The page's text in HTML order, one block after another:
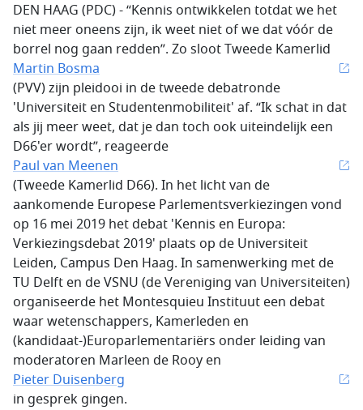
DEN HAAG (PDC) - “Kennis ontwikkelen totdat we het
niet meer oneens zijn, ik weet niet of we dat vóór de
borrel nog gaan redden”. Zo sloot Tweede Kamerlid
Martin Bosma
(PVV) zijn pleidooi in de tweede debatronde
'Universiteit en Studentenmobiliteit' af. “Ik schat in dat
als jij meer weet, dat je dan toch ook uiteindelijk een
D66'er wordt”, reageerde
Paul van Meenen
(Tweede Kamerlid D66). In het licht van de
aankomende Europese Parlementsverkiezingen vond
op 16 mei 2019 het debat 'Kennis en Europa:
Verkiezingsdebat 2019' plaats op de Universiteit
Leiden, Campus Den Haag. In samenwerking met de
TU Delft en de VSNU (de Vereniging van Universiteiten)
organiseerde het Montesquieu Instituut een debat
waar wetenschappers, Kamerleden en
(kandidaat-)Europarlementariërs onder leiding van
moderatoren Marleen de Rooy en
Pieter Duisenberg
in gesprek gingen.